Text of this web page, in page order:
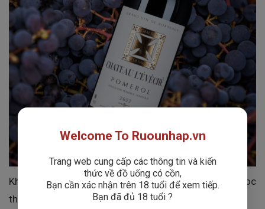
Không phô trương quá mạnh mẽ như nhiều dòng Médoc
thiên về Cabernet Sauvignon, Rượu Vang
Welcome To Ruounhap.vn
Trang web cung cấp các thông tin và kiến
thức về đồ uống có cồn,
Bạn cần xác nhận trên 18 tuổi để xem tiếp.
Bạn đã đủ 18 tuổi ?